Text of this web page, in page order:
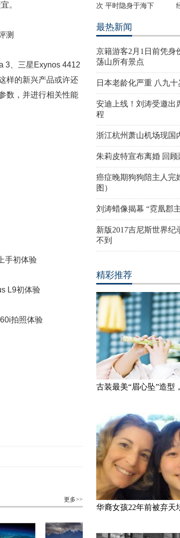
。
3、三星Exynos 4412
样的新兴产品或许还
数，并进行相关性能
手初体验
L9初体验
拍照体验
更多>>
次 平时隐身于海下
最热新闻
京籍游客2月1日前凭身
荡山所有景点
日本老龄化严重 八九
安迪上线！刘涛受邀出
程
浙江杭州萧山机场现国
朱莉皮特宣布离婚 回
癌症晚期狗狗陪主人完
图）
刘涛蜡像揭幕 “霓凰郡
新版2017吉尼斯世界纪
不到
精彩推荐
古装最美“眉心坠”造型
华裔女孩22年前被弃天